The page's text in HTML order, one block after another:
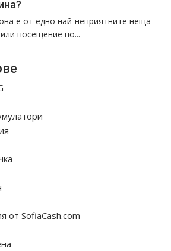
е от едно най-неприятните неща
посещение по...
от SofiaCash.com